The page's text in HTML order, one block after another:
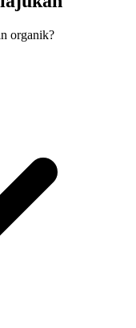
organik?